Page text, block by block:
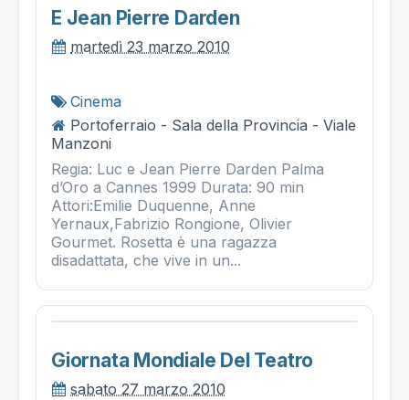
E Jean Pierre Darden
martedì 23 marzo 2010
Cinema
Portoferraio - Sala della Provincia - Viale
Manzoni
Regia: Luc e Jean Pierre Darden Palma
d’Oro a Cannes 1999 Durata: 90 min
Attori:Emilie Duquenne, Anne
Yernaux,Fabrizio Rongione, Olivier
Gourmet. Rosetta è una ragazza
disadattata, che vive in un...
Giornata Mondiale Del Teatro
sabato 27 marzo 2010